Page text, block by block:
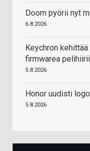
Doom pyörii nyt
6.8.2026
Keychron
firmwarea
5.8.2026
Honor uudisti
5.8.2026